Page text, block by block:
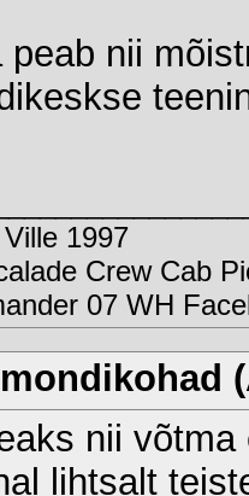
peab nii
1997
Crew Cab
07 WH
nii
lihtsalt